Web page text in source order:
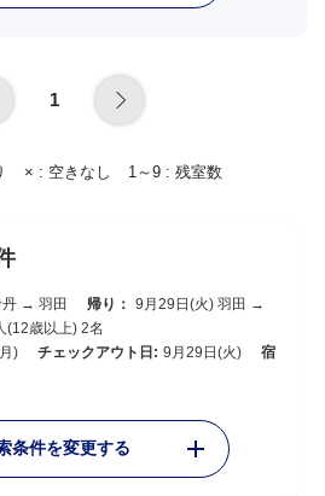
1
× : 空きなし 1～9 : 残室数
丹 → 羽田 帰り： 9月29日(火) 羽田 →
(12歳以上) 2名
) チェックアウト日: 9月29日(火)
宿
条件を変更する